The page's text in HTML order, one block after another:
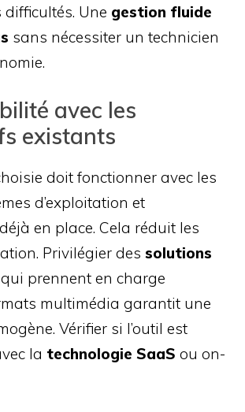
difficultés. Une gestion fluide
sans nécessiter un technicien
avec les
existants
doit fonctionner avec les
d’exploitation et
en place. Cela réduit les
Privilégier des solutions
qui prennent en charge
multimédia garantit une
Vérifier si l’outil est
la technologie SaaS ou on-